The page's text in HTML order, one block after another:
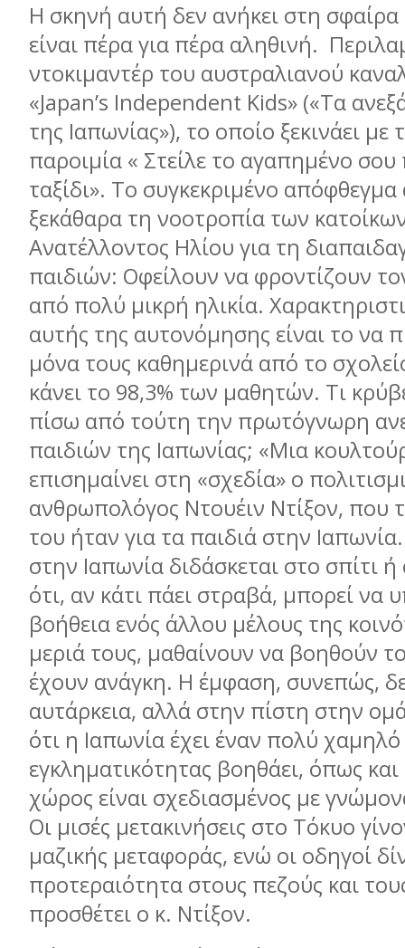
Η σκηνή αυτή δεν ανήκει στη σφαίρα
είναι πέρα για πέρα αληθινή.
ντοκιμαντέρ του αυστραλιανού
«Japan’s Independent Kids» («Τα
της Ιαπωνίας»), το οποίο ξεκινάει με
παροιμία « Στείλε το αγαπημένο σου
ταξίδι». To συγκεκριμένο
ξεκάθαρα τη νοοτροπία των
Ανατέλλοντος Ηλίου για τη
παιδιών: Οφείλουν να φροντίζουν
από πολύ μικρή ηλικία.
αυτής της αυτονόμησης είναι το να
μόνα τους καθημερινά από το
κάνει το 98,3% των μαθητών. Τι
πίσω από τούτη την πρωτόγνωρη
παιδιών της Ιαπωνίας; «Μια
επισημαίνει στη «σχεδία» ο
ανθρωπολόγος Ντουέιν Ντίξον, που
του ήταν για τα παιδιά στην
στην Ιαπωνία διδάσκεται στο σπίτι
ότι, αν κάτι πάει στραβά, μπορεί να
βοήθεια ενός άλλου μέλους της
μεριά τους, μαθαίνουν να βοηθούν
έχουν ανάγκη. Η έμφαση, συνεπώς,
αυτάρκεια, αλλά στην πίστη στην
ότι η Ιαπωνία έχει έναν πολύ χαμηλό
εγκληματικότητας βοηθάει, όπως
χώρος είναι σχεδιασμένος με
Οι μισές μετακινήσεις στο Τόκυο
μαζικής μεταφοράς, ενώ οι οδηγοί
προτεραιότητα στους πεζούς και
προσθέτει ο κ. Ντίξον.